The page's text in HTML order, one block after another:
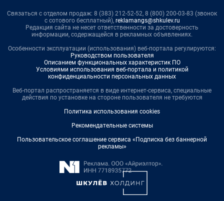
Связаться с отделом продаж: 8 (383) 212-52-52, 8 (800) 200-03-83 (звонок
с сотового бесплатный), reklamangs@shkulev.ru
Редакция сайта не несет ответственности за достоверность
информации, содержащейся в рекламных объявлениях.
Особенности эксплуатации (использования) веб-портала регулируются:
Руководством пользователя
Описанием функциональных характеристик ПО
Условиями использования веб-портала и политикой
конфиденциальности персональных данных
Веб-портал распространяется в виде интернет-сервиса, специальные
действия по установке на стороне пользователя не требуются
Политика использования cookies
Рекомендательные системы
Пользовательское соглашение сервиса «Подписка без баннерной
рекламы»